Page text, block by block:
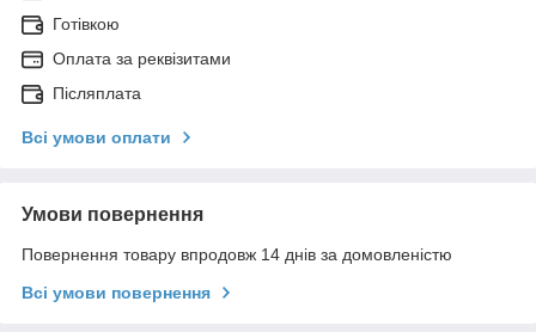
Готівкою
Оплата за реквізитами
Післяплата
Всі умови оплати
Умови повернення
Повернення товару впродовж 14 днів за домовленістю
Всі умови повернення